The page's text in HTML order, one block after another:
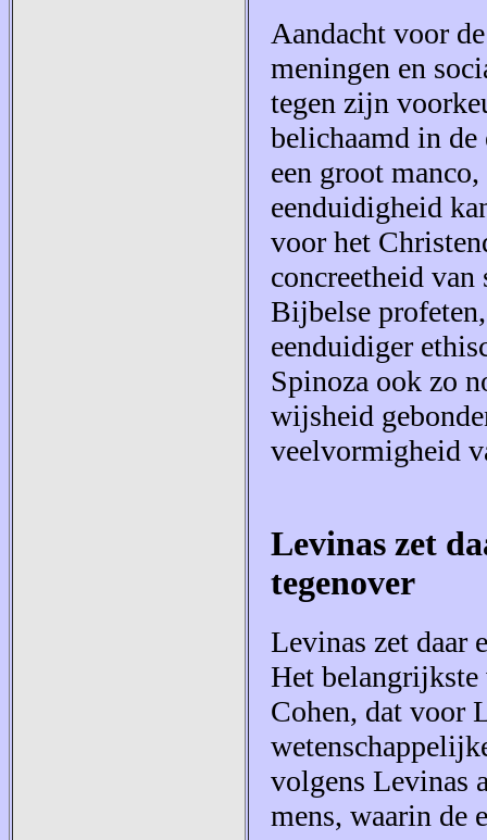
Aandacht voor
meningen en
tegen zijn
belichaamd in
een groot
eenduidigheid
voor het
concreetheid
Bijbelse
eenduidiger
Spinoza ook zo
wijsheid
veelvormigheid
Levinas zet
tegenover
Levinas zet daar
Het
Cohen, dat voor
volgens Levinas
mens, waarin de